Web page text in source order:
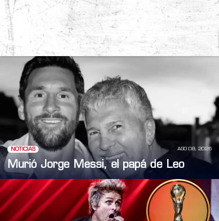
NOTICIAS AGO 08, 2026
Murió Jorge Messi, el papá de Leo